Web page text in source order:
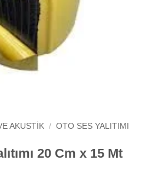
AKUSTIK / OTO SES YALITIMI
20 Cm x 15 Mt